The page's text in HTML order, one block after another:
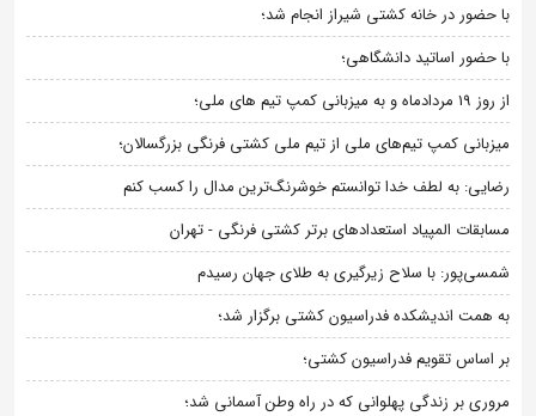
با حضور در خانه کشتی شیراز انجام شد؛
با حضور اساتید دانشگاهی؛
از روز 19 مردادماه و به میزبانی کمپ تیم های ملی؛
میزبانی کمپ تیم‌های ملی از تیم ملی کشتی فرنگی بزرگسالان؛
رضایی: به لطف خدا توانستم خوشرنگ‌ترین مدال را کسب کنم
مسابقات المپیاد استعدادهای برتر کشتی فرنگی - تهران
شمسی‌پور: با سلاح زیرگیری به طلای جهان رسیدم
به همت اندیشکده فدراسیون کشتی برگزار شد؛
بر اساس تقویم فدراسیون کشتی؛
مروری بر زندگی پهلوانی که در راه وطن آسمانی شد؛